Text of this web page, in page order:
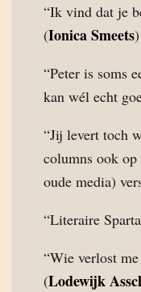
“Ik vind dat je
(Ionica Smeets)
“Peter is soms
kan wél echt
“Jij levert toch
columns ook
oude media)
“Literaire
“Wie verlost
(Lodewijk